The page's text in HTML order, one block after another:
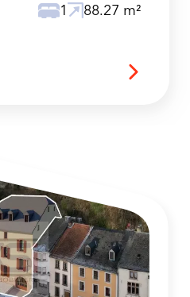
1 88.27 m²